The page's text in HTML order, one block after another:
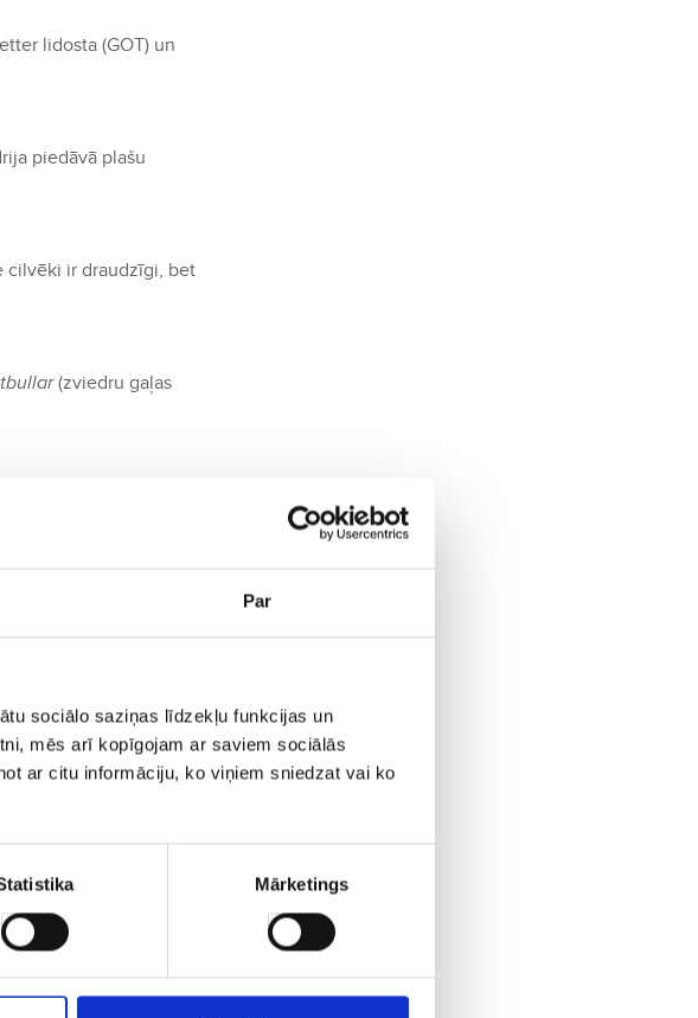
Par
sociālo saziņas līdzekļu funkcijas un
mēs arī kopīgojam ar saviem sociālās
ar citu informāciju, ko viņiem sniedzat vai ko
Mārketings
lidosta (GOT) un
piedāvā plašu
cilvēki ir draudzīgi, bet
(zviedru gaļas
reisus uz